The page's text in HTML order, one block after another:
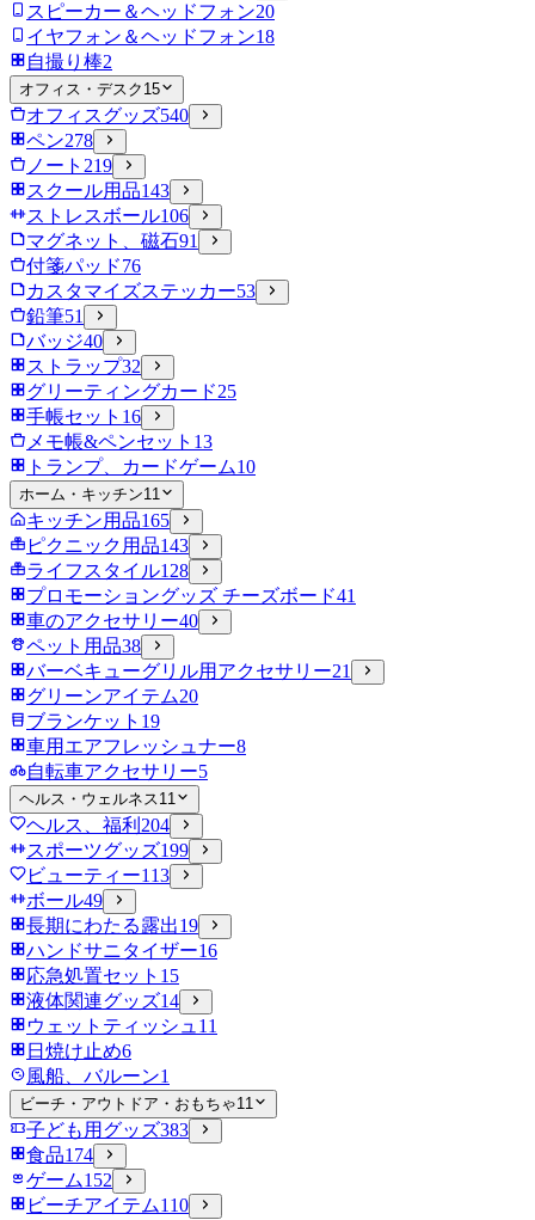
スピーカー＆ヘッドフォン20
イヤフォン＆ヘッドフォン18
自撮り棒2
オフィス・デスク 15
オフィスグッズ540
ペン278
ノート 219
スクール用品143
ストレスボール106
マグネット、磁石91
付箋パッド76
カスタマイズステッカー53
鉛筆51
バッジ40
ストラップ32
グリーティングカード25
手帳セット 16
メモ帳&ペンセット 13
トランプ、カードゲーム10
ホーム・キッチン11
キッチン用品165
ピクニック用品143
ライフスタイル128
プロモーショングッズ チーズボード41
車のアクセサリー40
ペット用品38
バーベキューグリル用アクセサリー21
グリーンアイテム20
ブランケット 19
車用エアフレッシュナー8
自転車アクセサリー5
ヘルス・ウェルネス11
ヘルス、福利 204
スポーツグッズ199
ビューティー113
ボール49
長期にわたる露出19
ハンドサニタイザー16
応急処置セット 15
液体関連グッズ14
ウェットティッシュ 11
日焼け止め6
風船、バルーン1
ビーチ・アウトドア・おもちゃ11
子ども用グッズ383
食品174
ゲーム152
ビーチアイテム110